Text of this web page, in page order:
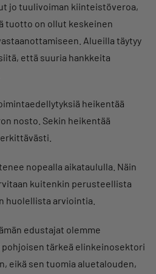
jo tuulivoiman kiinteistöveroa,
tuotto on ollut keskeinen
Alueilla täytyy
että suuria hankkeita
heikentää
nosto. Sekin heikentää
nopealla aikataululla. Näin
kuitenkin perusteellista
huolellista arviointia.
edustajat olemme
tärkeä elinkeinosektori
eikä sen tuomia aluetalouden,